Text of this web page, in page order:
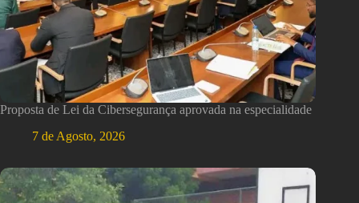
Proposta de Lei da Cibersegurança aprovada na especialidade
7 de Agosto, 2026